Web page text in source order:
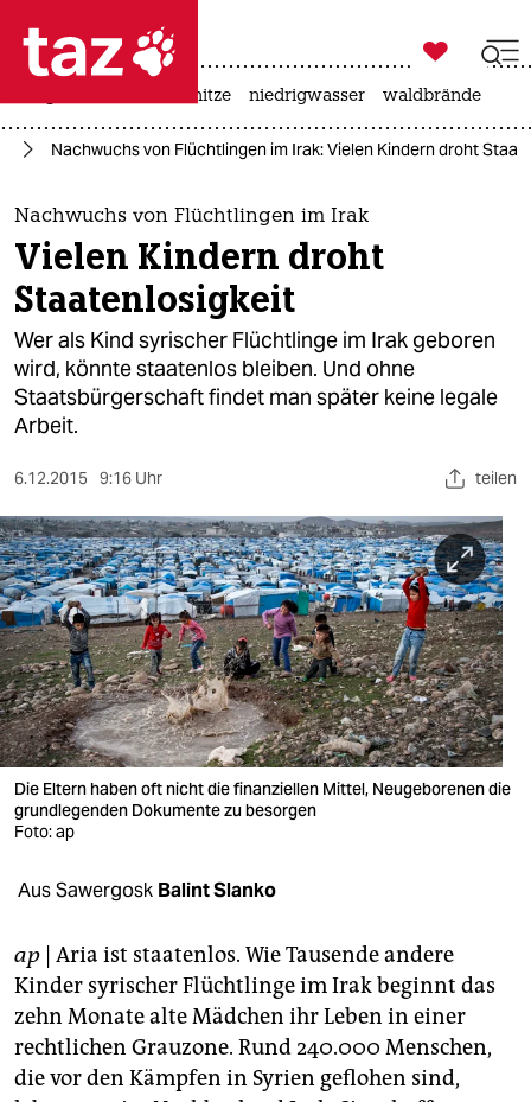
 taz zahl ich
taz zahl ich
themen
politik
öko
gesellschaft
kultur
sport
berlin
nord
wahrheit
verlag
verlag
veranstaltungen
shop
fragen & hilfe
abo
genossenschaft
epaper login

taz zahl ich
hitze niedrigwasser waldbrände
Nachwuchs von Flüchtlingen im Irak: Vielen Kindern droht
Nachwuchs von Flüchtlingen im Irak
Vielen Kindern droht
Staatenlosigkeit
Wer als Kind syrischer Flüchtlinge im Irak geboren
wird, könnte staatenlos bleiben. Und ohne
Staatsbürgerschaft findet man später keine legale
Arbeit.
6.12.2015 9:16 Uhr teilen
Die Eltern haben oft nicht die finanziellen Mittel, Neugeborenen die
grundlegenden Dokumente zu besorgen
Foto: ap
Aus Sawergosk Balint Slanko
ap | Aria ist staatenlos. Wie Tausende andere
Kinder syrischer Flüchtlinge im Irak beginnt das
zehn Monate alte Mädchen ihr Leben in einer
rechtlichen Grauzone. Rund 240.000 Menschen,
die vor den Kämpfen in Syrien geflohen sind,